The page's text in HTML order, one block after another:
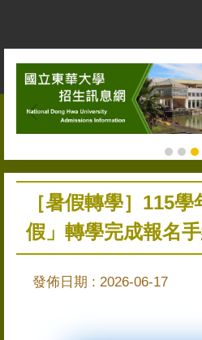
主
［暑假轉學］115
假」轉學完成報名
發佈日期 : 2026-06-17